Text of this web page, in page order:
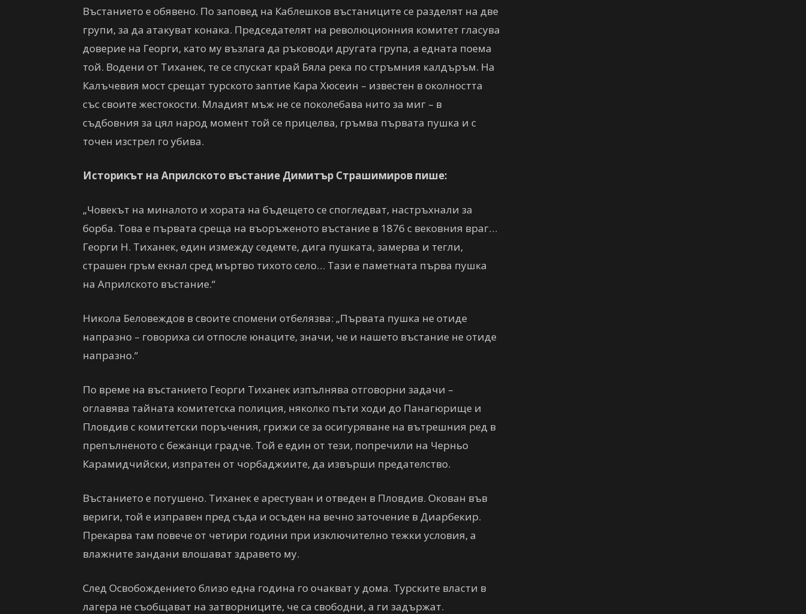
Въстанието е обявено. По заповед на Каблешков въстаниците се разделят на две
групи, за да атакуват конака. Председателят на революционния комитет гласува
доверие на Георги, като му възлага да ръководи другата група, а едната поема
той. Водени от Тиханек, те се спускат край Бяла река по стръмния калдъръм. На
Калъчевия мост срещат турското заптие Кара Хюсеин – известен в околността
със своите жестокости. Младият мъж не се поколебава нито за миг – в
съдбовния за цял народ момент той се прицелва, гръмва първата пушка и с
точен изстрел го убива.
Историкът на Априлското въстание Димитър Страшимиров пише:
„Човекът на миналото и хората на бъдещето се спогледват, настръхнали за
борба. Това е първата среща на въоръженото въстание в 1876 с вековния враг…
Георги Н. Тиханек, един измежду седемте, дига пушката, замерва и тегли,
страшен гръм екнал сред мъртво тихото село… Тази е паметната първа пушка
на Априлското въстание.“
Никола Беловеждов в своите спомени отбелязва: „Първата пушка не отиде
напразно – говориха си отпосле юнаците, значи, че и нашето въстание не отиде
напразно.“
По време на въстанието Георги Тиханек изпълнява отговорни задачи –
оглавява тайната комитетска полиция, няколко пъти ходи до Панагюрище и
Пловдив с комитетски поръчения, грижи се за осигуряване на вътрешния ред в
препълненото с бежанци градче. Той е един от тези, попречили на Черньо
Карамидчийски, изпратен от чорбаджиите, да извърши предателство.
Въстанието е потушено. Тиханек е арестуван и отведен в Пловдив. Окован във
вериги, той е изправен пред съда и осъден на вечно заточение в Диарбекир.
Прекарва там повече от четири години при изключително тежки условия, а
влажните зандани влошават здравето му.
След Освобождението близо една година го очакват у дома. Турските власти в
лагера не съобщават на затворниците, че са свободни, а ги задържат.